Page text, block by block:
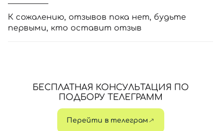
К сожалению, отзывов пока нет, будьте
первыми, кто оставит отзыв
БЕСПЛАТНАЯ КОНСУЛЬТАЦИЯ ПО
ПОДБОРУ ТЕЛЕГРАММ
Перейти в телеграм